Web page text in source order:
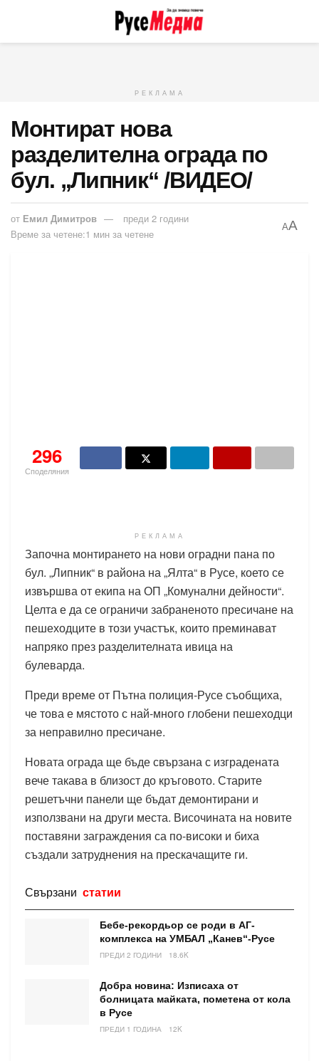
РЕКЛАМА
Монтират нова
разделителна ограда по
бул. „Липник“ /ВИДЕО/
от Емил Димитров
преди 2 години
Време за четене:1 мин за четене
AA
296
Споделяния
РЕКЛАМА
Започна монтирането на нови оградни пана по
бул. „Липник“ в района на „Ялта“ в Русе, което се
извършва от екипа на ОП „Комунални дейности“.
Целта е да се ограничи забраненото пресичане на
пешеходците в този участък, които преминават
напряко през разделителната ивица на
булеварда.
Преди време от Пътна полиция-Русе съобщиха,
че това е мястото с най-много глобени пешеходци
за неправилно пресичане.
Новата ограда ще бъде свързана с изградената
вече такава в близост до кръговото. Старите
решетъчни панели ще бъдат демонтирани и
използвани на други места. Височината на новите
поставяни заграждения са по-високи и биха
създали затруднения на прескачащите ги.
Свързани статии
Бебе-рекордьор се роди в АГ-
комплекса на УМБАЛ „Канев“-Русе
ПРЕДИ 2 ГОДИНИ 18.6K
Добра новина: Изписаха от
болницата майката, пометена от кола
в Русе
ПРЕДИ 1 ГОДИНА 12K